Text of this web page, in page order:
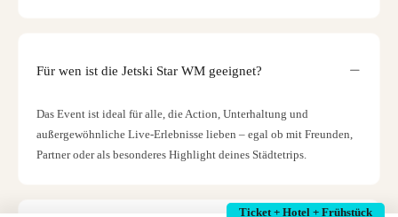
Für wen ist die Jetski Star WM geeignet?
Das Event ist ideal für alle, die Action, Unterhaltung und
außergewöhnliche Live-Erlebnisse lieben – egal ob mit Freunden,
Partner oder als besonderes Highlight deines Städtetrips.
Ticket + Hotel + Frühstück